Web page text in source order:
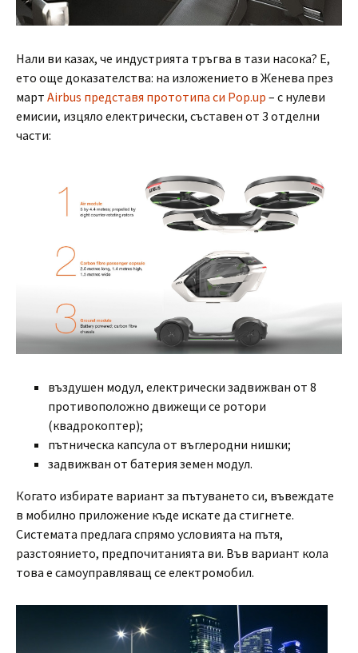
Нали ви казах, че индустрията тръгва в тази насока? Е,
ето още доказателства: на изложението в Женева през
март Airbus представя прототипа си Pop.up – с нулеви
емисии, изцяло електрически, съставен от 3 отделни
части:
въздушен модул, електрически задвижван от 8
противоположно движещи се ротори
(квадрокоптер);
пътническа капсула от въглеродни нишки;
задвижван от батерия земен модул.
Когато избирате вариант за пътуването си, въвеждате
в мобилно приложение къде искате да стигнете.
Системата предлага спрямо условията на пътя,
разстоянието, предпочитанията ви. Във вариант кола
това е самоуправляващ се електромобил.